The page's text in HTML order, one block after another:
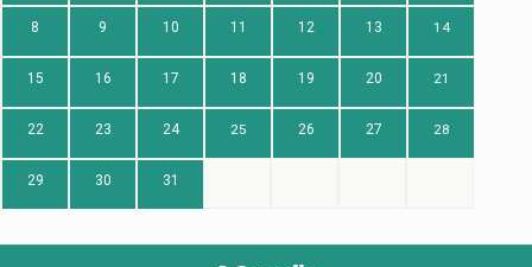
8 9 10 11 12 13 14
15 16 17 18 19 20 21
22 23 24 25 26 27 28
29 30 31